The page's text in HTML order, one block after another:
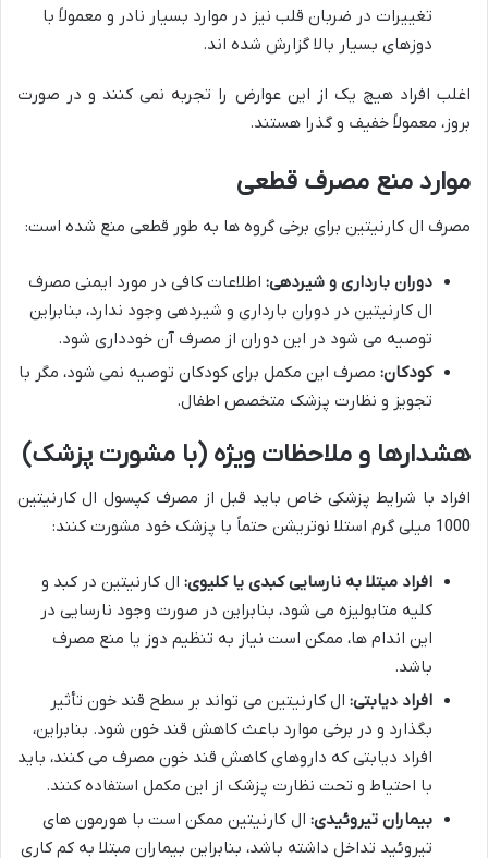
تغییرات در ضربان قلب نیز در موارد بسیار نادر و معمولاً با
دوزهای بسیار بالا گزارش شده اند.
اغلب افراد هیچ یک از این عوارض را تجربه نمی کنند و در صورت
بروز، معمولاً خفیف و گذرا هستند.
موارد منع مصرف قطعی
مصرف ال کارنیتین برای برخی گروه ها به طور قطعی منع شده است:
دوران بارداری و شیردهی: اطلاعات کافی در مورد ایمنی مصرف
ال کارنیتین در دوران بارداری و شیردهی وجود ندارد، بنابراین
توصیه می شود در این دوران از مصرف آن خودداری شود.
کودکان: مصرف این مکمل برای کودکان توصیه نمی شود، مگر با
تجویز و نظارت پزشک متخصص اطفال.
هشدارها و ملاحظات ویژه (با مشورت پزشک)
افراد با شرایط پزشکی خاص باید قبل از مصرف کپسول ال کارنیتین
1000 میلی گرم استلا نوتریشن حتماً با پزشک خود مشورت کنند:
افراد مبتلا به نارسایی کبدی یا کلیوی: ال کارنیتین در کبد و
کلیه متابولیزه می شود، بنابراین در صورت وجود نارسایی در
این اندام ها، ممکن است نیاز به تنظیم دوز یا منع مصرف
باشد.
افراد دیابتی: ال کارنیتین می تواند بر سطح قند خون تأثیر
بگذارد و در برخی موارد باعث کاهش قند خون شود. بنابراین،
افراد دیابتی که داروهای کاهش قند خون مصرف می کنند، باید
با احتیاط و تحت نظارت پزشک از این مکمل استفاده کنند.
بیماران تیروئیدی: ال کارنیتین ممکن است با هورمون های
تیروئید تداخل داشته باشد، بنابراین بیماران مبتلا به کم کاری